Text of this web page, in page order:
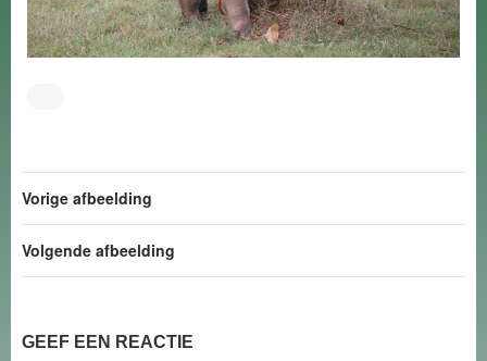
Vorige afbeelding
Volgende afbeelding
GEEF EEN REACTIE